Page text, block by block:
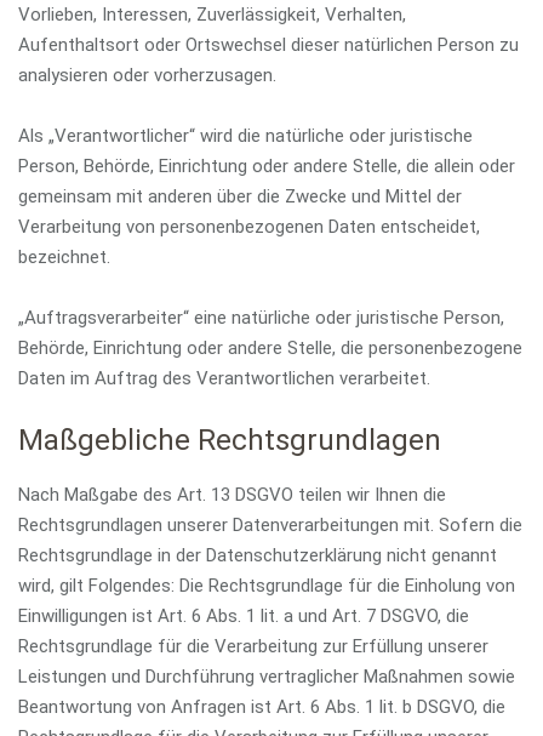
Vorlieben, Interessen, Zuverlässigkeit, Verhalten,
Aufenthaltsort oder Ortswechsel dieser natürlichen Person zu
analysieren oder vorherzusagen.
Als „Verantwortlicher“ wird die natürliche oder juristische
Person, Behörde, Einrichtung oder andere Stelle, die allein oder
gemeinsam mit anderen über die Zwecke und Mittel der
Verarbeitung von personenbezogenen Daten entscheidet,
bezeichnet.
„Auftragsverarbeiter“ eine natürliche oder juristische Person,
Behörde, Einrichtung oder andere Stelle, die personenbezogene
Daten im Auftrag des Verantwortlichen verarbeitet.
Maßgebliche Rechtsgrundlagen
Nach Maßgabe des Art. 13 DSGVO teilen wir Ihnen die
Rechtsgrundlagen unserer Datenverarbeitungen mit. Sofern die
Rechtsgrundlage in der Datenschutzerklärung nicht genannt
wird, gilt Folgendes: Die Rechtsgrundlage für die Einholung von
Einwilligungen ist Art. 6 Abs. 1 lit. a und Art. 7 DSGVO, die
Rechtsgrundlage für die Verarbeitung zur Erfüllung unserer
Leistungen und Durchführung vertraglicher Maßnahmen sowie
Beantwortung von Anfragen ist Art. 6 Abs. 1 lit. b DSGVO, die